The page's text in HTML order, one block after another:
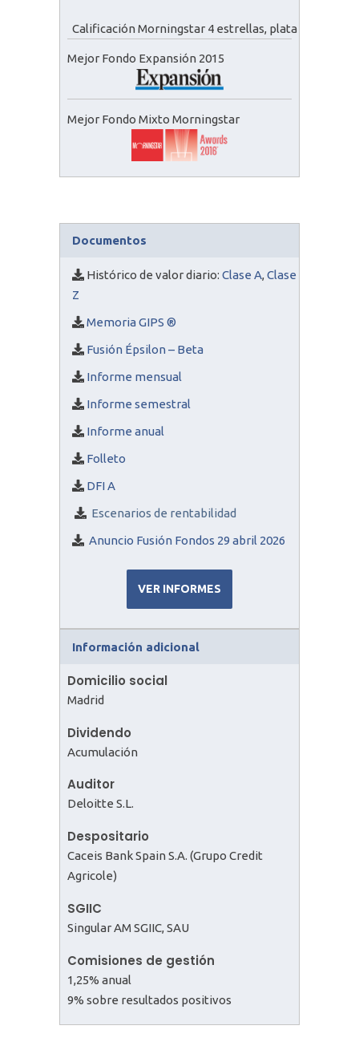
Calificación Morningstar 4 estrellas, plata
Mejor Fondo Expansión 2015
Mejor Fondo Mixto Morningstar
Documentos
Histórico de valor diario: Clase A,Clase
Z
Memoria GIPS ®
Fusión Épsilon – Beta
Informe mensual
Informe semestral
Informe anual
Folleto
DFI A
Escenarios de rentabilidad
Anuncio Fusión Fondos 29 abril 2026
VER INFORMES
Información adicional
Domicilio social
Madrid
Dividendo
Acumulación
Auditor
Deloitte S.L.
Despositario
Caceis Bank Spain S.A. (Grupo Credit
Agricole)
SGIIC
Singular AM SGIIC, SAU
Comisiones de gestión
1,25% anual
9% sobre resultados positivos